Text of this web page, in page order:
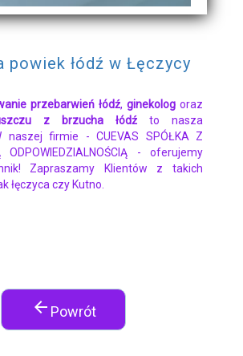
powiek łódź w Łęczycy
przebarwień łódź, ginekolog oraz
z brzucha łódź to nasza
naszej firmie - CUEVAS SPÓŁKA Z
ODPOWIEDZIALNOŚCIĄ - oferujemy
Zapraszamy Klientów z takich
łęczyca czy Kutno.
arrow_back Powrót